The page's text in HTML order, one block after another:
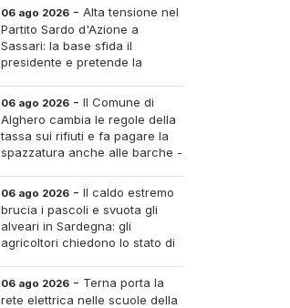
06 ago 2026 - Alta tensione nel
Partito Sardo d'Azione a
Sassari: la base sfida il
presidente e pretende la
06 ago 2026 - Il Comune di
Alghero cambia le regole della
tassa sui rifiuti e fa pagare la
spazzatura anche alle barche -
06 ago 2026 - Il caldo estremo
brucia i pascoli e svuota gli
alveari in Sardegna: gli
agricoltori chiedono lo stato di
06 ago 2026 - Terna porta la
rete elettrica nelle scuole della